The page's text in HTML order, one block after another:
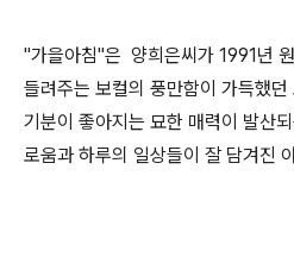
"가을아침"은 양희은씨가 1991년
들려주는 보컬의 풍만함이 가득했
기분이 좋아지는 묘한 매력이 발산
로움과 하루의 일상들이 잘 담겨진